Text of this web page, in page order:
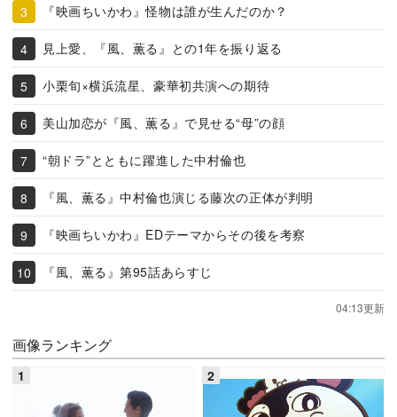
『映画ちいかわ』怪物は誰が生んだのか？
見上愛、『風、薫る』との1年を振り返る
小栗旬×横浜流星、豪華初共演への期待
美山加恋が『風、薫る』で見せる“母”の顔
“朝ドラ”とともに躍進した中村倫也
『風、薫る』中村倫也演じる藤次の正体が判明
『映画ちいかわ』EDテーマからその後を考察
『風、薫る』第95話あらすじ
04:13更新
画像ランキング